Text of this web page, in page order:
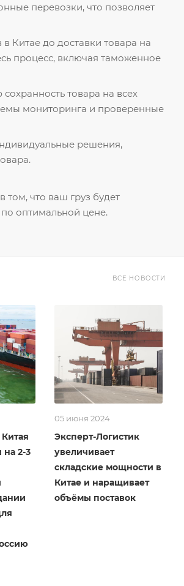
перевозки, что позволяет
Китае до доставки товара на
процесс, включая таможенное
товара на всех
мониторинга и проверенные
решения,
том, что ваш груз будет
оптимальной цене.
ВСЕ НОВОСТИ
2-3
05 июня 2024
Эксперт-Логистик
увеличивает
складские мощности в
Китае и наращивает
объёмы поставок